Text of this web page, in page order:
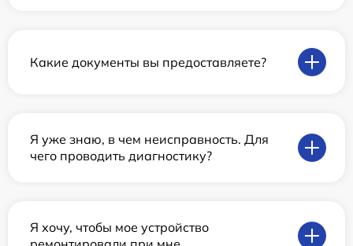
Какие документы вы предоставляете?
Я уже знаю, в чем неисправность. Для
чего проводить диагностику?
Я хочу, чтобы мое устройство